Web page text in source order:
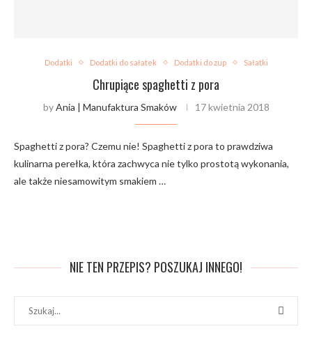
Dodatki Dodatki do sałatek Dodatki do zup Sałatki
Chrupiące spaghetti z pora
byAnia | Manufaktura Smaków 17 kwietnia 2018
Spaghetti z pora? Czemu nie! Spaghetti z pora to prawdziwa
kulinarna perełka, która zachwyca nie tylko prostotą wykonania,
ale także niesamowitym smakiem …
NIE TEN PRZEPIS? POSZUKAJ INNEGO!